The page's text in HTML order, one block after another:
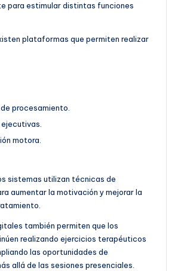
para estimular distintas funciones
plataformas que permiten realizar
procesamiento.
motora.
sistemas utilizan técnicas de
aumentar la motivación y mejorar la
también permiten que los
realizando ejercicios terapéuticos
las oportunidades de
allá de las sesiones presenciales.